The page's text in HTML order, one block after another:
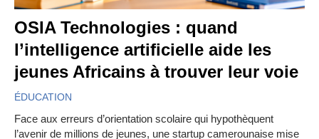
OSIA Technologies : quand
l’intelligence artificielle aide les
jeunes Africains à trouver leur voie
ÉDUCATION
Face aux erreurs d’orientation scolaire qui hypothèquent
l’avenir de millions de jeunes, une startup camerounaise mise